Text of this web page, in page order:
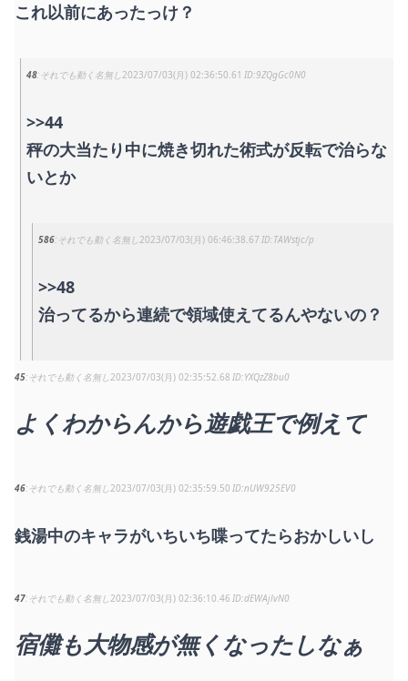
これ以前にあったっけ？
48 それでも動く名無し2023/07/03(月) 02:36:50.61 9ZQgGc0N0
>>44
秤の大当たり中に焼き切れた術式が反転で治らな
いとか
586 それでも動く名無し2023/07/03(月) 06:46:38.67 TAWstjc/p
>>48
治ってるから連続で領域使えてるんやないの？
45 それでも動く名無し2023/07/03(月) 02:35:52.68 YXQzZ8bu0
よくわからんから遊戯王で例えて
46 それでも動く名無し2023/07/03(月) 02:35:59.50 nUW925EV0
銭湯中のキャラがいちいち喋ってたらおかしいし
47 それでも動く名無し2023/07/03(月) 02:36:10.46 dEWAjlvN0
宿儺も大物感が無くなったしなぁ